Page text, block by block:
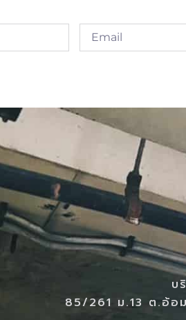
บ
85/261 ม.13 ต.อ้อ